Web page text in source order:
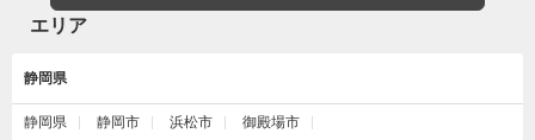
エリア
静岡県
静岡県 静岡市 浜松市 御殿場市